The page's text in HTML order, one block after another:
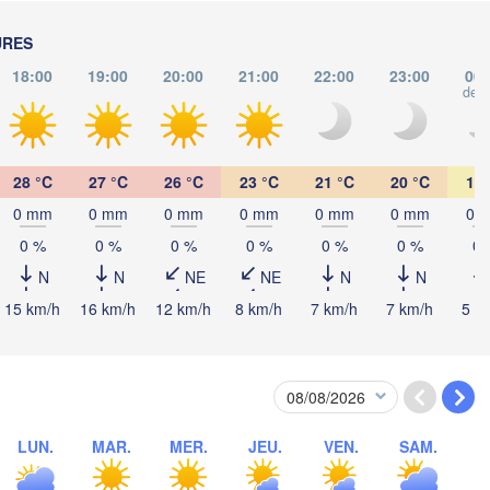
18:00 19:00 20:00 21:00 22:00 23:00
28 °C
0 mm
0 %
N
15 km/h
27 °C
0 mm
0 %
N
16 km/h
26 °C
0 mm
0 %
NE
12 km/h
23 °C
0 mm
0 %
NE
8 km/h
21 °C
0 mm
0 %
N
7 km/h
20 °C
0 mm
0 %
N
7 km/h
19
0
0
5
LUN. MAR. MER. JEU. VEN. SAM.
Budapest
Београд
(Beograd)
Скопје
(Skopje)
Debrecen
Szeged
Banja Luka
Pécs
HONGRIE
BOSNIE-
HERZÉGOVINE
MACÉDOINE
София
(Sofia)
Craiova
Sibiu
Пловдив
(Plovdiv)
Cluj-Napoca
ROUMANIE
BULGARIE